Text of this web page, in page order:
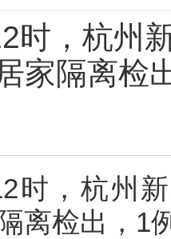
时，杭州
家隔离检
时，杭州
离检出，1